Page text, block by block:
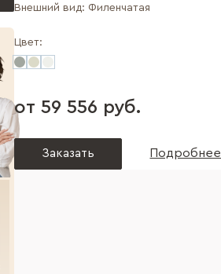
Внешний вид: Филенчатая
Цвет:
от 59 556 руб.
Заказать Подробнее